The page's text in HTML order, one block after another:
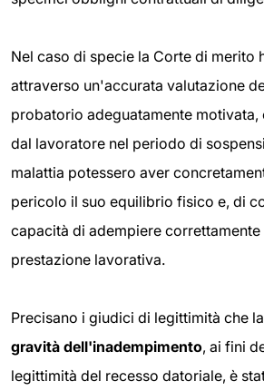
Nel caso di specie la Corte di merito
attraverso un'accurata valutazione
probatorio adeguatamente motivata,
dal lavoratore nel periodo di
malattia potessero aver
pericolo il suo equilibrio fisico e, di
capacità di adempiere correttamente
prestazione lavorativa.
Precisano i giudici di legittimità che la
gravità dell'inadempimento, ai fini
legittimità del recesso datoriale, è